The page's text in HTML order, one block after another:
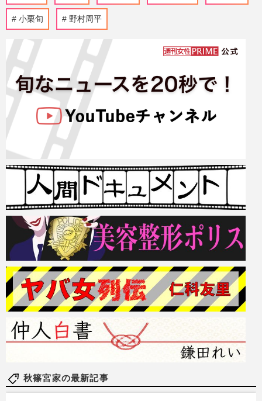
小栗旬 野村周平
秋篠宮家の最新記事